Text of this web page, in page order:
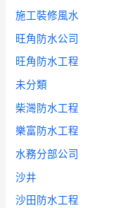
施工裝修風水
旺角防水公司
旺角防水工程
未分類
柴灣防水工程
樂富防水工程
水務分部公司
沙井
沙田防水工程